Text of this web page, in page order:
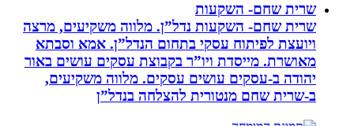
שרית שחם- השקעות
שרית שחם- השקעות נדל”ן. מלווה משקיעים, מרצה
ויועצת לפיתוח עסקי בתחום הנדל”ן. אמא וסבתא
מאושרת. ‏מייסדת ויו”ר בקבוצת עסקים עושים באור
יהודה‏ ב-‏עסקים עושים עסקים‏. ‏מלווה משקיעים,
ב-‏שרית שחם מנטורית להצלחה בנדל”ן‏